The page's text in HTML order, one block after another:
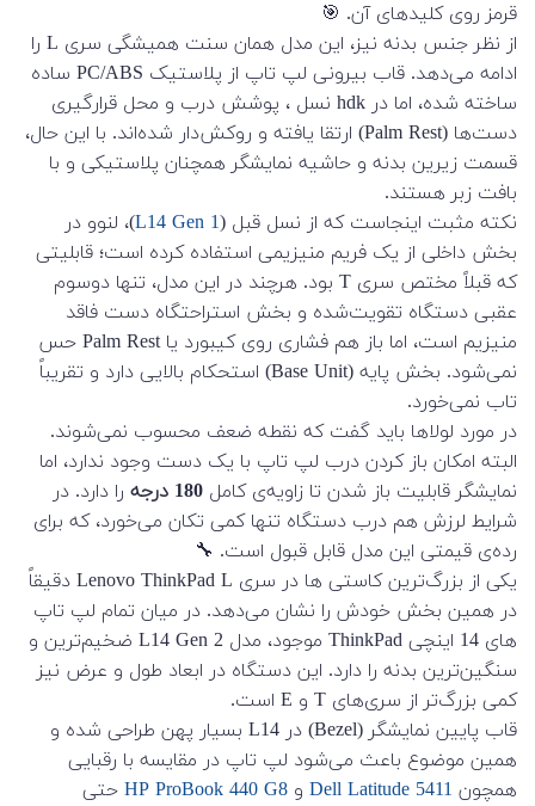
قرمز روی کلیدهای آن. 🎯
از نظر جنس بدنه نیز، این مدل همان سنت همیشگی سری L را
ادامه می‌دهد. قاب بیرونی لپ تاپ از پلاستیک PC/ABS ساده
ساخته شده، اما در hdk نسل ، پوشش درب و محل قرارگیری
دست‌ها (Palm Rest) ارتقا یافته و روکش‌دار شده‌اند. با این حال،
قسمت زیرین بدنه و حاشیه نمایشگر همچنان پلاستیکی و با
بافت زبر هستند.
نکته مثبت اینجاست که از نسل قبل (L14 Gen 1)، لنوو در
بخش داخلی از یک فریم منیزیمی استفاده کرده است؛ قابلیتی
که قبلاً مختص سری T بود. هرچند در این مدل، تنها دوسوم
عقبی دستگاه تقویت‌شده و بخش استراحتگاه دست فاقد
منیزیم است، اما باز هم فشاری روی کیبورد یا Palm Rest حس
نمی‌شود. بخش پایه (Base Unit) استحکام بالایی دارد و تقریباً
تاب نمی‌خورد.
در مورد لولاها باید گفت که نقطه ضعف محسوب نمی‌شوند.
البته امکان باز کردن درب لپ تاپ با یک دست وجود ندارد، اما
نمایشگر قابلیت باز شدن تا زاویه‌ی کامل 180 درجه
را دارد. در
شرایط لرزش هم درب دستگاه تنها کمی تکان می‌خورد، که برای
رده‌ی قیمتی این مدل قابل قبول است. 🔧
یکی از بزرگ‌ترین کاستی ها در سری Lenovo ThinkPad L دقیقاً
در همین بخش خودش را نشان می‌دهد. در میان تمام لپ تاپ
های 14 اینچی ThinkPad موجود، مدل L14 Gen 2 ضخیم‌ترین و
سنگین‌ترین بدنه را دارد. این دستگاه در ابعاد طول و عرض نیز
کمی بزرگ‌تر از سری‌های T و E است.
قاب پایین نمایشگر (Bezel) در L14 بسیار پهن طراحی شده و
همین موضوع باعث می‌شود لپ تاپ در مقایسه با رقبایی
همچون Dell Latitude 5411 و HP ProBook 440 G8 حتی